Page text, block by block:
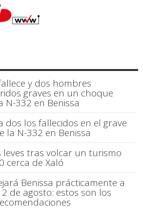
y dos hombres
graves en un choque
332 en Benissa
dos los fallecidos en el grave
la N-332 en Benissa
leves tras volcar un turismo
cerca de Xaló
Benissa prácticamente a
de agosto: estos son los